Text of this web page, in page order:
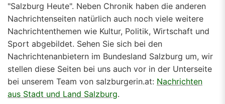
"Salzburg Heute". Neben Chronik haben die anderen
Nachrichtenseiten natürlich auch noch viele weitere
Nachrichtenthemen wie Kultur, Politik, Wirtschaft und
Sport abgebildet. Sehen Sie sich bei den
Nachrichtenanbietern im Bundesland Salzburg um, wir
stellen diese Seiten bei uns auch vor in der Unterseite
bei unserem Team von salzburgerin.at: Nachrichten
aus Stadt und Land Salzburg.